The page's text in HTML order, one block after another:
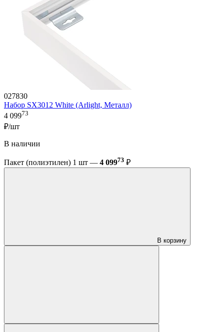
027830
Набор SX3012 White (Arlight, Металл)
4 09973
₽/шт
В наличии
Пакет (полиэтилен) 1 шт — 4 09973 ₽
В корзину